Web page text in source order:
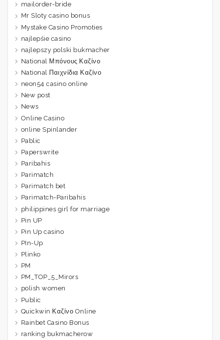
mailorder-bride
Mr Sloty casino bonus
Mystake Casino Promoties
najlepšie casino
najlepszy polski bukmacher
National Μπόνους Καζίνο
National Παιχνίδια Καζίνο
neon54 casino online
New post
News
Online Casino
online Spinlander
Pablic
Paperswrite
Paribahis
Parimatch
Parimatch bet
Parimatch-Paribahis
philippines girl for marriage
Pin UP
Pin Up casino
PIn-Up
Plinko
PM
PM_TOP_5_Mirors
polish women
Public
Quickwin Καζίνο Online
Rainbet Casino Bonus
ranking bukmacherow